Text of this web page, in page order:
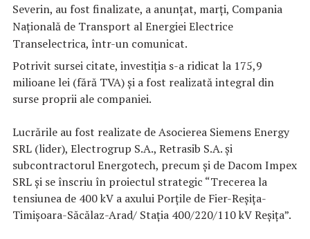
Severin, au fost finalizate, a anunţat, marţi, Compania
Naţională de Transport al Energiei Electrice
Transelectrica, într-un comunicat.
Potrivit sursei citate, investiţia s-a ridicat la 175,9
milioane lei (fără TVA) şi a fost realizată integral din
surse proprii ale companiei.
Lucrările au fost realizate de Asocierea Siemens Energy
SRL (lider), Electrogrup S.A., Retrasib S.A. şi
subcontractorul Energotech, precum şi de Dacom Impex
SRL şi se înscriu în proiectul strategic “Trecerea la
tensiunea de 400 kV a axului Porţile de Fier-Reşiţa-
Timişoara-Săcălaz-Arad/ Staţia 400/220/110 kV Reşiţa”.